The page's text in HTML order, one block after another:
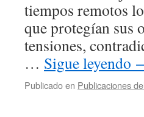
tiempos remotos
que protegían sus
tensiones,
… Sigue leyendo
Publicado en Publicaciones